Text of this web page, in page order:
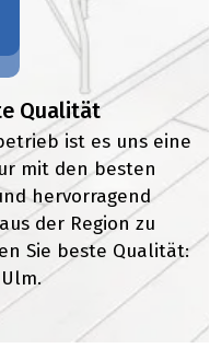
Qualität
ist es uns eine
mit den besten
hervorragend
der Region zu
Sie beste Qualität: